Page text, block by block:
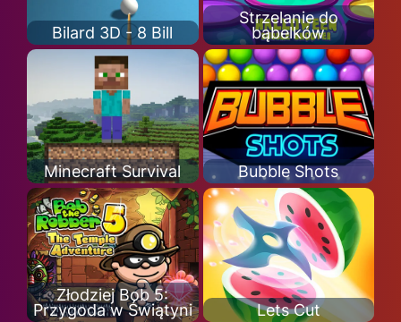
Bilard 3D - 8 Bill
Strzelanie do
bąbelków
Minecraft Survival Bubble Shots
Złodziej Bob 5:
Przygoda w Świątyni
Lets Cut